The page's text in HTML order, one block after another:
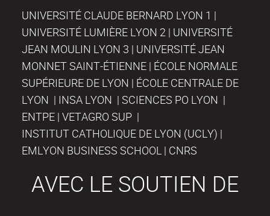
UNIVERSITÉ CLAUDE BERNARD LYON 1 |
UNIVERSITÉ LUMIÈRE LYON 2 | UNIVERSITÉ
JEAN MOULIN LYON 3 | UNIVERSITÉ JEAN
MONNET SAINT-ÉTIENNE | ÉCOLE NORMALE
SUPÉRIEURE DE LYON | ÉCOLE CENTRALE DE
LYON | INSA LYON | SCIENCES PO LYON |
ENTPE | VETAGRO SUP |
INSTITUT CATHOLIQUE DE LYON (UCLY) |
EMLYON BUSINESS SCHOOL | CNRS
AVEC LE SOUTIEN DE